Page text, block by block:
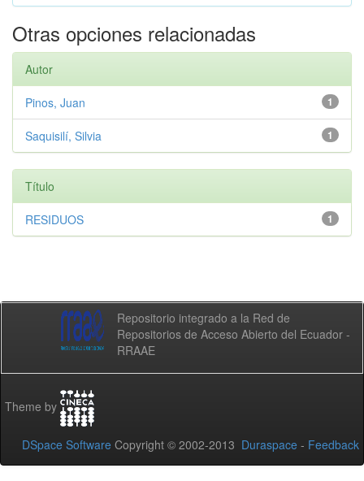
Otras opciones relacionadas
Autor
1
Pinos, Juan
1
Saquisilí, Silvia
Título
1
RESIDUOS
Repositorio integrado a la Red de
Repositorios de Acceso Abierto del Ecuador -
RRAAE
Theme by
DSpace Software Copyright © 2002-2013 Duraspace - Feedback